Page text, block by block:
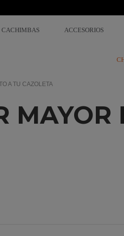
CACHIMBAS ACCESORIOS
A TU CAZOLETA